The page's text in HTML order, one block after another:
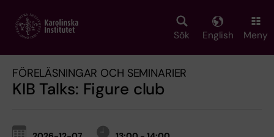
main
Sök English Meny
FÖRELÄSNINGAR OCH SEMINARIER
KIB Talks: Figure club